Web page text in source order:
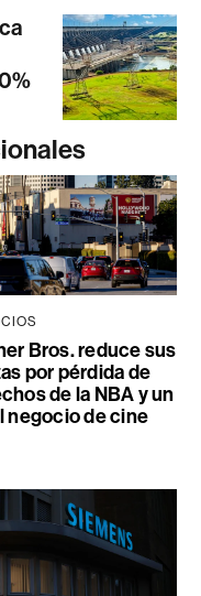
Bros. reduce sus
por pérdida de
de la NBA y un
negocio de cine